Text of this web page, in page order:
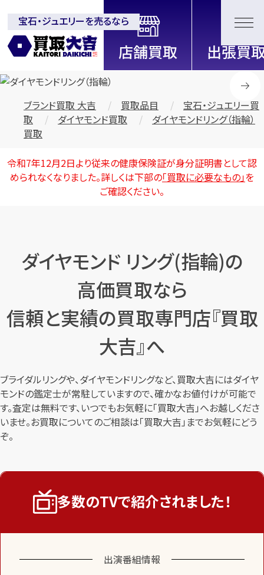
全国2200店舗以上展開中！信頼と実績の買取専門店「買取大
吉」
宝石・ジュエリーを売るなら
ブランド買取 大吉 買取品目
宝石・ジュエリー買
取
ダイヤモンド買取
ダイヤモンドリング（指輪）
買取
令和7年12月2日より従来の健康保険証が身分証明書として認
められなくなりました。詳しくは下部の「買取に必要なもの」を
ご確認ください。
ダイヤモンド リング(指輪)の
高価買取なら
信頼と実績の買取専門店『買取
大吉』へ
ブライダルリングや、ダイヤモンドリングなど、買取大吉にはダイヤ
モンドの鑑定士が常駐していますので、確かなお値付けが可能で
す。査定は無料です、いつでもお気軽に「買取大吉」へお越しくださ
いませ。お買取についてのご相談は「買取大吉」までお気軽にどう
ぞ。
多数のTVで紹介されました！
出演番組情報